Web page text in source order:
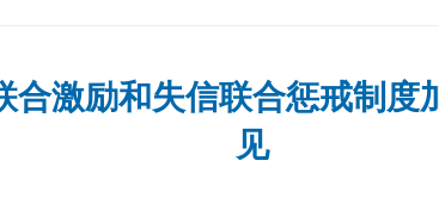
合激励和失信联合惩戒制
见